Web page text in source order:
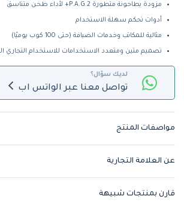
مزودة بطاحونة متطورة P.A.G.2+ لأداء طحن متناسق
أدوات تحكم سهلة الاستخدام
مثالية للمكاتب وخدمات الضيافة (حتى 100 كوب يوميًا)
تصميم متين ومتعدد الاستخدامات للاستخدام التجاري
لديك سؤال؟
تواصل معنا عبر الواتس اب
مواصفات المنتج
عن العلامة التجارية
قارن بمنتجات شبيهة